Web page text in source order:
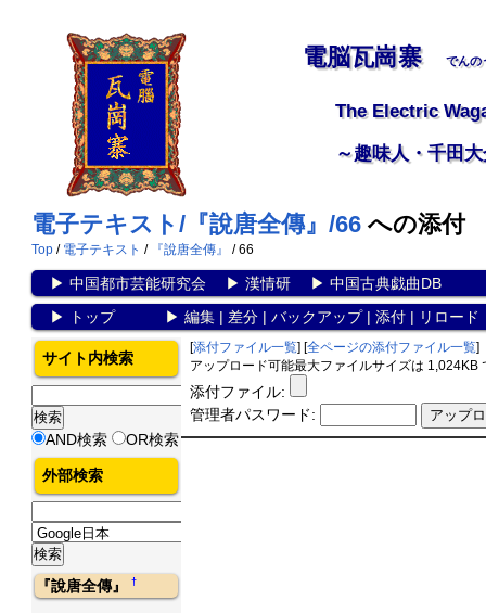
電脳瓦崗寨 でんの
The Electric
～趣味人・千田
電子テキスト/『說唐全傳』/66 への添付
Top / 電子テキスト / 『說唐全傳』 / 66
▶ 中国都市芸能研究会▶ 漢情研▶ 中国古典戯曲DB
▶
トップ▶ 編集| 差分| バックアップ| 添付| リロード
[添付ファイル一覧] [全ページの添付ファイル一覧]
アップロード可能最大ファイルサイズは 1,024KB
添付ファイル:
管理者パスワード:
サイト内検索
AND検索 OR検索
外部検索
『說唐全傳』†